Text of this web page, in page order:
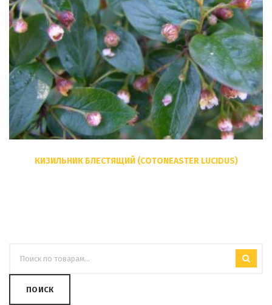
КИЗИЛЬНИК БЛЕСТЯЩИЙ (COTONEASTER LUCIDUS)
ПОИСК